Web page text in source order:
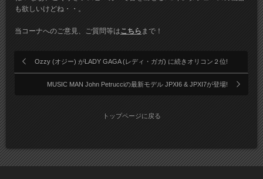
も欲しいけどね・・。
当コーナへのご意見、ご質問等はこちら まで！
Ozzy (オジー) がLADY GAGA (レディ・ガガ) に続きオリコン２位!
MUSIC MAN John Petrucciの最新モデル JPXI6 & JPXI7が登場!
トップページに戻る